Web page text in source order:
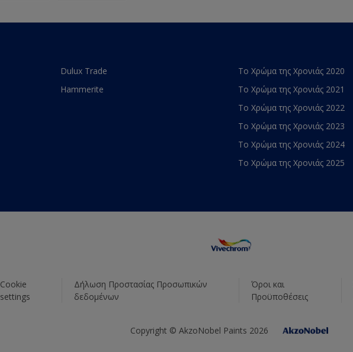
Dulux Trade
Hammerite
Το Χρώμα της Χρονιάς 2020
Το Χρώμα της Χρονιάς 2021
Το Χρώμα της Χρονιάς 2022
Το Χρώμα της Χρονιάς 2023
Το Χρώμα της Χρονιάς 2024
Το Χρώμα της Χρονιάς 2025
Cookie
settings
Δήλωση Προστασίας Προσωπικών
δεδομένων
Όροι και
Προϋποθέσεις
Copyright © AkzoNobel Paints 2026